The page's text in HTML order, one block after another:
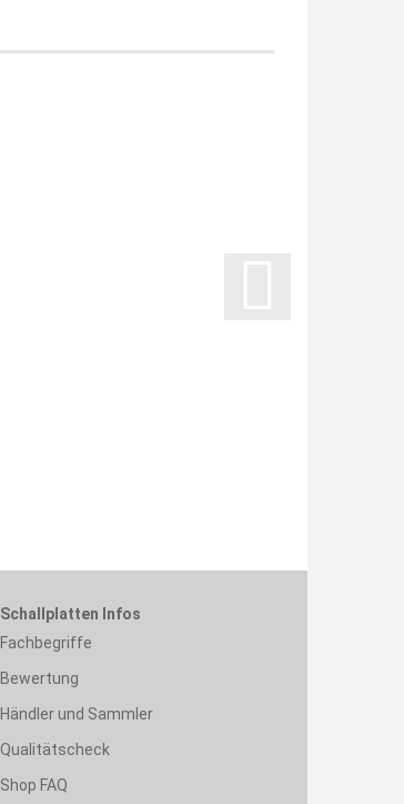
Schallplatten Infos
Fachbegriffe
Bewertung
Händler und Sammler
Qualitätscheck
Shop FAQ